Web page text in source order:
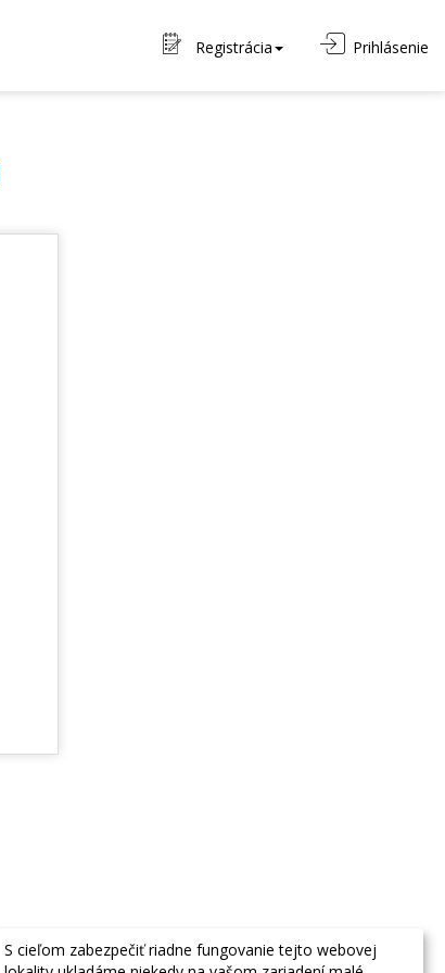
Registrácia Prihlásenie
S cieľom zabezpečiť riadne fungovanie tejto webovej